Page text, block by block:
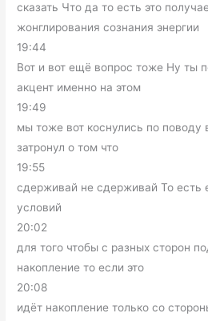
сказать Что да то есть это
жонглирования сознания энергии
19:44
Вот и вот ещё вопрос тоже Ну ты
акцент именно на этом
19:49
мы тоже вот коснулись по поводу
затронул о том что
19:55
сдерживай не сдерживай То есть
условий
20:02
для того чтобы с разных сторон
накопление то если это
20:08
идёт накопление только со